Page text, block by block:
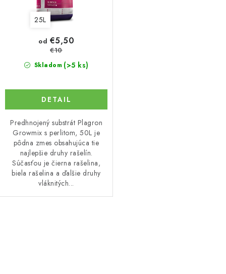
25L
Skladom (>5 ks)
od €5,50
€10
DETAIL
Predhnojený substrát Plagron
Growmix s perlitom, 50L je
pôdna zmes obsahujúca tie
najlepšie druhy rašelín.
Súčasťou je čierna rašelina,
biela rašelina a ďalšie druhy
vláknitých...